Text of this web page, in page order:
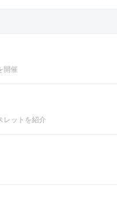
開催
レットを紹介